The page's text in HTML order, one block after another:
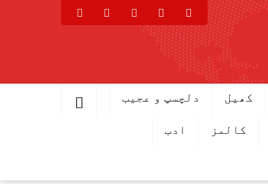
کھیل دلچسپ و عجیب
کالمز ادب